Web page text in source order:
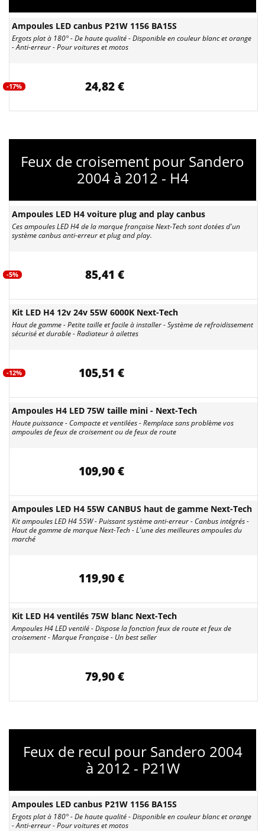
Ampoules LED canbus P21W 1156 BA15S
Ergots plat à 180° - De haute qualité - Disponible en couleur blanc et orange
- Anti-erreur - Pour voitures et motos
-17% 24,82 €
Feux de croisement pour Sandero
2004 à 2012 - H4
Ampoules LED H4 voiture plug and play canbus
Ces ampoules LED H4 de la marque française Next-Tech sont dotées d'un
système canbus anti-erreur et plug and play.
-5% 85,41 €
Kit LED H4 12v 24v 55W 6000K Next-Tech
Haut de gamme - Petite taille et facile à installer - Système de refroidissement
sécurisé et durable - Radiateur à ailettes
-12% 105,51 €
Ampoules H4 LED 75W taille mini - Next-Tech
Haute puissance - Compacte et ventilées - Remplace sans problème vos
ampoules de feux de croisement ou de feux de route
109,90 €
Ampoules LED H4 55W CANBUS haut de gamme Next-Tech
Kit ampoules LED H4 55W - Puissant système anti-erreur - Canbus intégrés -
Haut de gamme de marque Next-Tech - L'une des meilleures ampoules du
marché
119,90 €
Kit LED H4 ventilés 75W blanc Next-Tech
Ampoules H4 LED ventilé - Dispose la fonction feux de route et feux de
croisement - Marque Française - Un best seller
79,90 €
Feux de recul pour Sandero 2004
à 2012 - P21W
Ampoules LED canbus P21W 1156 BA15S
Ergots plat à 180° - De haute qualité - Disponible en couleur blanc et orange
- Anti-erreur - Pour voitures et motos